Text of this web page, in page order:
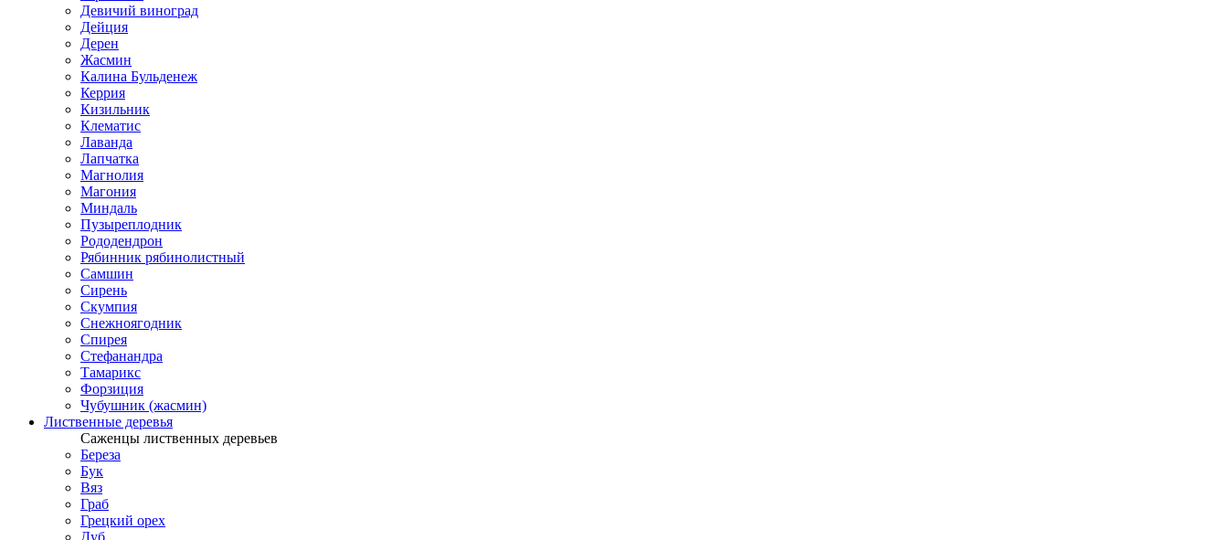
Девичий виноград
Дейция
Дерен
Жасмин
Калина Бульденеж
Керрия
Кизильник
Клематис
Лаванда
Лапчатка
Магнолия
Магония
Миндаль
Пузыреплодник
Рододендрон
Рябинник рябинолистный
Самшин
Сирень
Скумпия
Снежноягодник
Спирея
Стефанандра
Тамарикс
Форзиция
Чубушник (жасмин)
Лиственные деревья
Саженцы лиственных деревьев
Береза
Бук
Вяз
Граб
Грецкий орех
Дуб